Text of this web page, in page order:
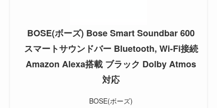
BOSE(ボーズ) Bose Smart Soundbar 600
スマートサウンドバー Bluetooth, Wi-Fi接続
Amazon Alexa搭載 ブラック Dolby Atmos
対応
BOSE(ボーズ)